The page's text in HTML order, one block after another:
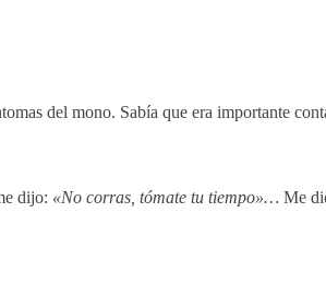
del mono. Sabía que era importante
dijo: «No corras, tómate tu tiempo»… Me